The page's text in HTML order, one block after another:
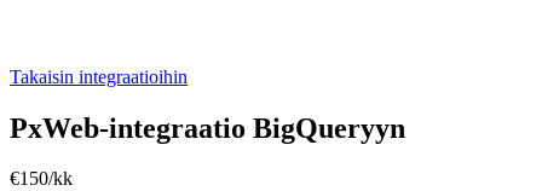
Takaisin integraatioihin
PxWeb-integraatio BigQueryyn
€150/kk